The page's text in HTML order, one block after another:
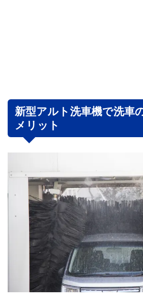
新型アルト洗車機で洗車
メリット